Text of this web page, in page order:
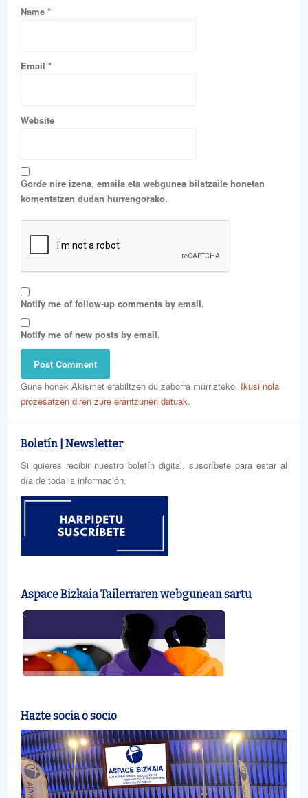
Name *
Email *
Website
Gorde nire izena, emaila eta webgunea bilatzaile honetan
komentatzen dudan hurrengorako.
Notify me of follow-up comments by email.
Notify me of new posts by email.
Gune honek Akismet erabiltzen du zaborra murrizteko. Ikusi nola
prozesatzen diren zure erantzunen datuak.
Boletín | Newsletter
Si quieres recibir nuestro boletín digital, suscríbete para estar al
día de toda la información.
Aspace Bizkaia Tailerraren webgunean sartu
Hazte socia o socio